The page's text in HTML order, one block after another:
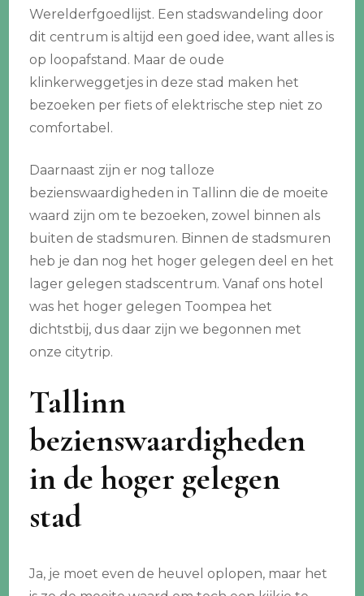
Werelderfgoedlijst. Een stadswandeling door
dit centrum is altijd een goed idee, want alles is
op loopafstand. Maar de oude
klinkerweggetjes in deze stad maken het
bezoeken per fiets of elektrische step niet zo
comfortabel.
Daarnaast zijn er nog talloze
bezienswaardigheden in Tallinn die de moeite
waard zijn om te bezoeken, zowel binnen als
buiten de stadsmuren. Binnen de stadsmuren
heb je dan nog het hoger gelegen deel en het
lager gelegen stadscentrum. Vanaf ons hotel
was het hoger gelegen Toompea het
dichtstbij, dus daar zijn we begonnen met
onze citytrip.
Tallinn
bezienswaardigheden
in de hoger gelegen
stad
Ja, je moet even de heuvel oplopen, maar het